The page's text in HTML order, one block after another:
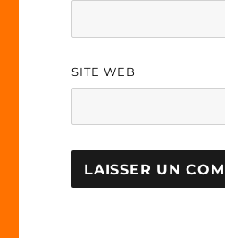
SITE WEB